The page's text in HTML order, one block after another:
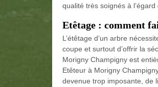
qualité très soignés à
Etêtage : comment
L’étêtage d’un arbre
coupe et surtout d’offrir la
Morigny Champigny est
Etêteur à Morigny
devenue trop imposante, de